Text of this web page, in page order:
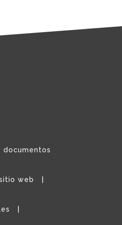
documentos
web